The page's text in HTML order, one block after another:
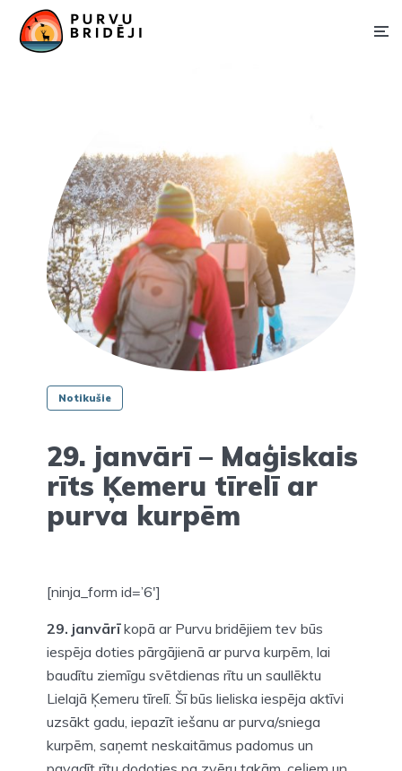
Notikušie
29. janvārī – Maģiskais
rīts Ķemeru tīrelī ar
purva kurpēm
[ninja_form id=’6′]
29. janvārīkopā ar Purvu bridējiem tev būs
iespēja doties pārgājienā ar purva kurpēm, lai
baudītu ziemīgu svētdienas rītu un saullēktu
Lielajā Ķemeru tīrelī. Šī būs lieliska iespēja aktīvi
uzsākt gadu, iepazīt iešanu ar purva/sniega
kurpēm, saņemt neskaitāmus padomus un